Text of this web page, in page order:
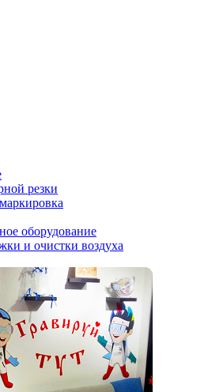
резки
оборудование
и очистки воздуха